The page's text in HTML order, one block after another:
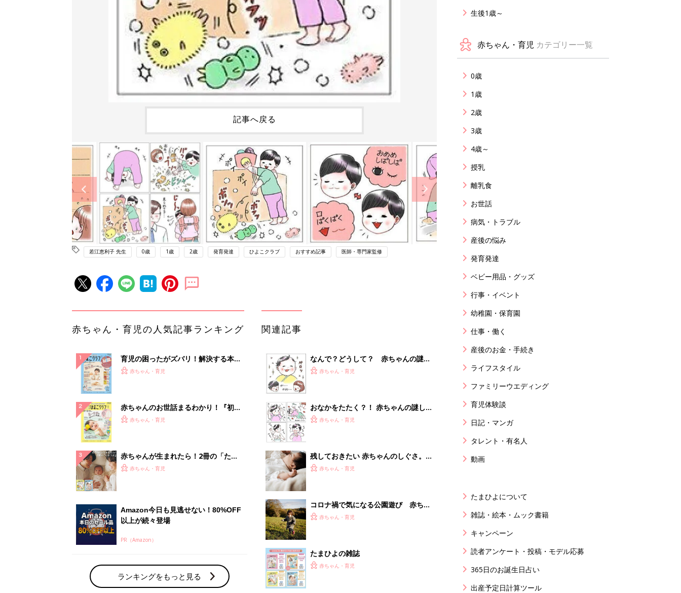
記事へ戻る
若江恵利子 先生 0歳 1歳 2歳 発育発達 ひよこクラブ おすすめ記事 医師・専門家監修
赤ちゃん・育児の人気記事ランキング
育児の困ったがズバリ！解決する本
『ひよこクラブ 秋号』 4カ月～2才
赤ちゃん・育児
赤ちゃんのお世話まるわかり！『初め
てのひよこクラブ 夏号』〈巻頭大特
赤ちゃん・育児
赤ちゃんが生まれたら！2冊の「たま
ひよ」
赤ちゃん・育児
Amazon今日も見逃せない！80%OFF
以上が続々登場
PR（Amazon）
ランキングをもっと見る
関連記事
なんで？どうして？ 赤ちゃんの謎し
ぐさ＆行動 一問一答（0～4カ月ご
赤ちゃん・育児
おなかをたたく？！ 赤ちゃんの謎し
ぐさ＆行動 一問一答［5～10カ月ご
赤ちゃん・育児
残しておきたい 赤ちゃんのしぐさ。
ママのための撮影レシピ vol.14
赤ちゃん・育児
コロナ禍で気になる公園遊び 赤ちゃ
んとのお散歩・外遊びのQ&A【小児
赤ちゃん・育児
たまひよの雑誌
赤ちゃん・育児
生後1歳～
赤ちゃん・育児 カテゴリー一覧
0歳
1歳
2歳
3歳
4歳～
授乳
離乳食
お世話
病気・トラブル
産後の悩み
発育発達
ベビー用品・グッズ
行事・イベント
幼稚園・保育園
仕事・働く
産後のお金・手続き
ライフスタイル
ファミリーウエディング
育児体験談
日記・マンガ
タレント・有名人
動画
たまひよについて
雑誌・絵本・ムック書籍
キャンペーン
読者アンケート・投稿・モデル応募
365日のお誕生日占い
出産予定日計算ツール